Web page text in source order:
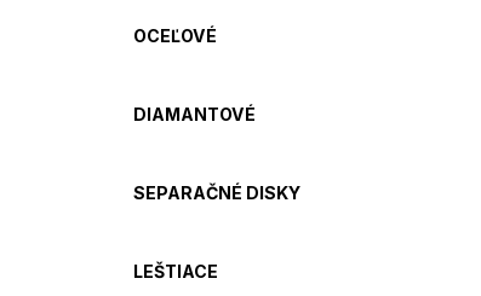
OCEĽOVÉ
DIAMANTOVÉ
SEPARAČNÉ DISKY
LEŠTIACE